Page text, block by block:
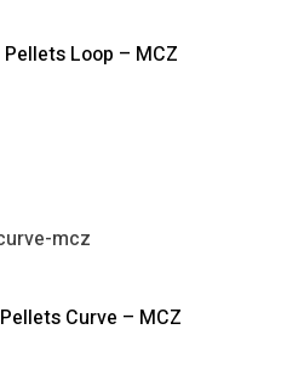
Loop – MCZ
Curve – MCZ